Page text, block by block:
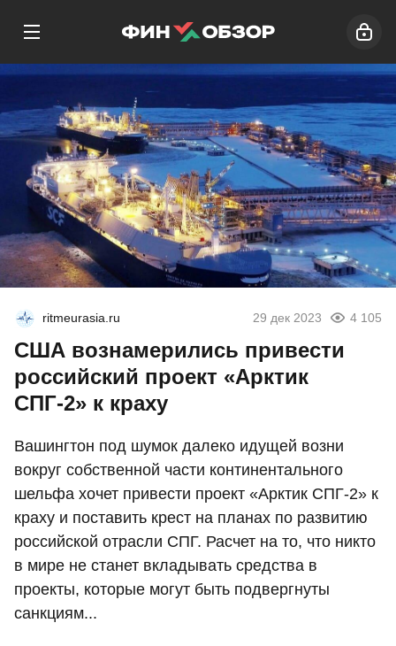
ritmeurasia.ru 29 дек 2023 4 105
США вознамерились привести
российский проект «Арктик
СПГ-2» к краху
Вашингтон под шумок далеко идущей возни
вокруг собственной части континентального
шельфа хочет привести проект «Арктик СПГ-2» к
краху и поставить крест на планах по развитию
российской отрасли СПГ. Расчет на то, что никто
в мире не станет вкладывать средства в
проекты, которые могут быть подвергнуты
санкциям...